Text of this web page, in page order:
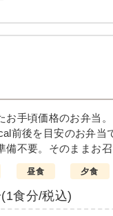
ンゲンソテー
りごまサラダ
素
ニューの補足
手頃価格のお弁当。
前後を目安のお弁当
備不要。そのままお
昼食 夕食
食分/税込)